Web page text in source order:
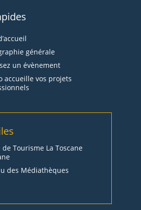
générale
un évènement
accueille vos projets
Tourisme La Toscane
des Médiathèques